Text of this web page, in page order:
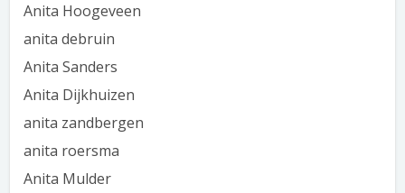
Anita Hoogeveen
anita debruin
Anita Sanders
Anita Dijkhuizen
anita zandbergen
anita roersma
Anita Mulder